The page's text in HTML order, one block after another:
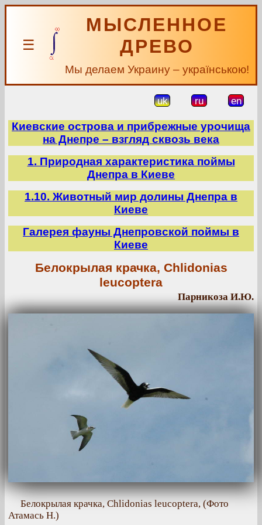
☰
МЫСЛЕННОЕ
ДРЕВО
Мы делаем Украину – українською!
uk ru en
Киевские острова и прибрежные урочища
на Днепре – взгляд сквозь века
1. Природная характеристика поймы
Днепра в Киеве
1.10. Животный мир долины Днепра в
Киеве
Галерея фауны Днепровской поймы в
Киеве
Белокрылая крачка, Chlidonias
leucoptera
Парникоза И.Ю.
Белокрылая крачка, Chlidonias leucoptera, (Фото
Атамась Н.)